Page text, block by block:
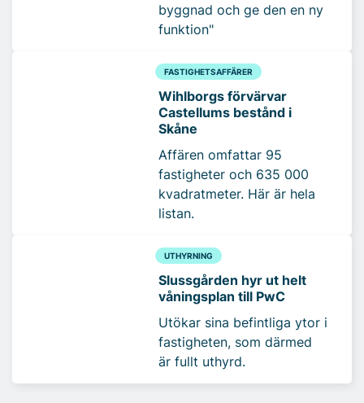
byggnad och ge den en ny
funktion"
FASTIGHETSAFFÄRER
Wihlborgs förvärvar
Castellums bestånd i
Skåne
Affären omfattar 95
fastigheter och 635 000
kvadratmeter. Här är hela
listan.
UTHYRNING
Slussgården hyr ut helt
våningsplan till PwC
Utökar sina befintliga ytor i
fastigheten, som därmed
är fullt uthyrd.